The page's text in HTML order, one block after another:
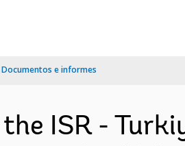
Documentos e informes
ISR -